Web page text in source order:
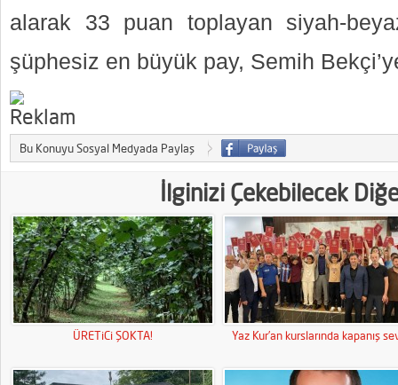
alarak 33 puan toplayan siyah-
şüphesiz en büyük pay, Semih
Bu Konuyu Sosyal Medyada Paylaş
İlginizi Çekebilecek
ÜRETiCi ŞOKTA! Yaz Kur’an kurslarında kapanış